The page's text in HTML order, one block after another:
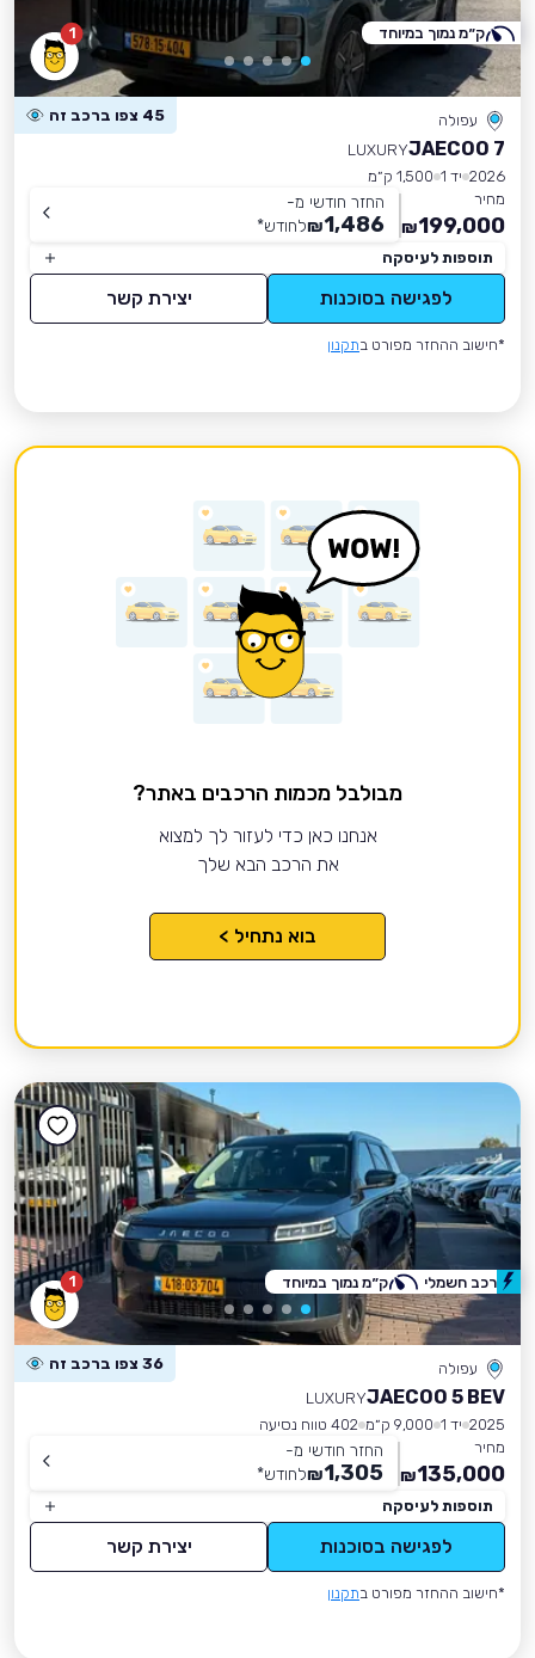
1
עפולה 45 צפו ברכב זה
JAECOO 7
LUXURY
2026 יד 1
1,500 ק״מ
מחיר
199,000
₪
החזר חודשי מ-
1,486
₪לחודש*
תוספות לעיסקה
לפגישה בסוכנות יצירת קשר
*חישוב ההחזר מפורט בתקנון
ק״מ נמוך במיוחד
מבולבל מכמות הרכבים באתר?
אנחנו כאן כדי לעזור לך למצוא
את הרכב הבא שלך
בוא נתחיל >
1
עפולה 36 צפו ברכב זה
JAECOO 5 BEV
LUXURY
2025 יד 1 9,000 ק״מ
402 טווח נסיעה
מחיר
135,000
₪
החזר חודשי מ-
1,305
₪לחודש*
תוספות לעיסקה
לפגישה בסוכנות יצירת קשר
*חישוב ההחזר מפורט בתקנון
רכב חשמלי ק״מ נמוך במיוחד